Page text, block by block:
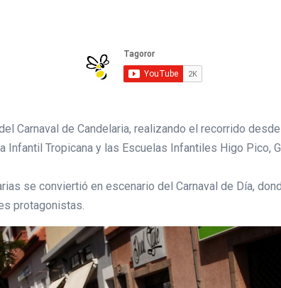
Carnaval de Candelaria, realizando el recorrido
Infantil Tropicana y las Escuelas Infantiles Higo Pico,
se conviertió en escenario del Carnaval de Día,
protagonistas.